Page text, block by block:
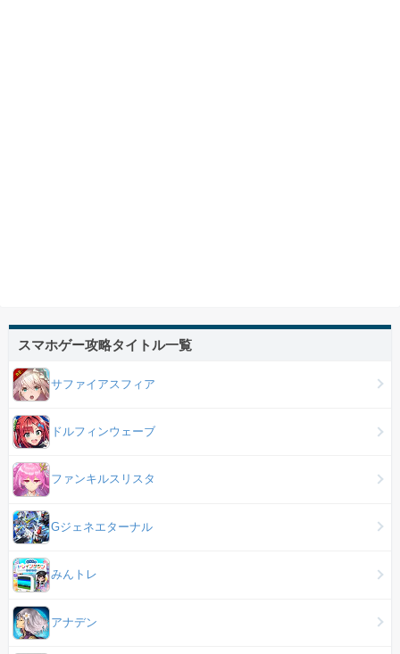
スマホゲー攻略タイトル一覧
サファイアスフィア
ドルフィンウェーブ
ファンキルスリスタ
Gジェネエターナル
みんトレ
アナデン